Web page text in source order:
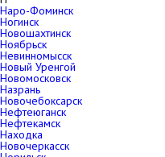
Наро-Фоминск
Ногинск
Новошахтинск
Ноябрьск
Невинномысск
Новый Уренгой
Новомосковск
Назрань
Новочебоксарск
Нефтеюганск
Нефтекамск
Находка
Новочеркасск